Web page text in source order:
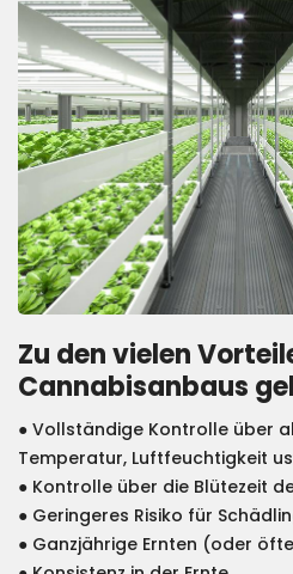
Zu den vielen
Cannabisanbaus
● Vollständige Kontrolle über
Temperatur, Luftfeuchtigkeit
● Kontrolle über die Blütezeit
● Geringeres Risiko für
● Ganzjährige Ernten (oder